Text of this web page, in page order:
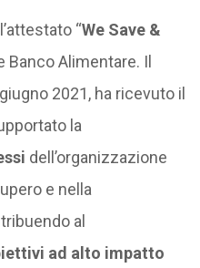
“We Save &
Banco Alimentare. Il
2021, ha ricevuto il
la
dell’organizzazione
e nella
al
ad alto impatto